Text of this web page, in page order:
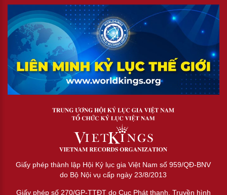
Giấy phép thành lập Hội Kỷ lục gia Việt Nam số 959/QĐ-BNV
do Bộ Nội vụ cấp ngày 23/8/2013
Giấy phép số 270/GP-TTĐT do Cục Phát thanh, Truyền hình